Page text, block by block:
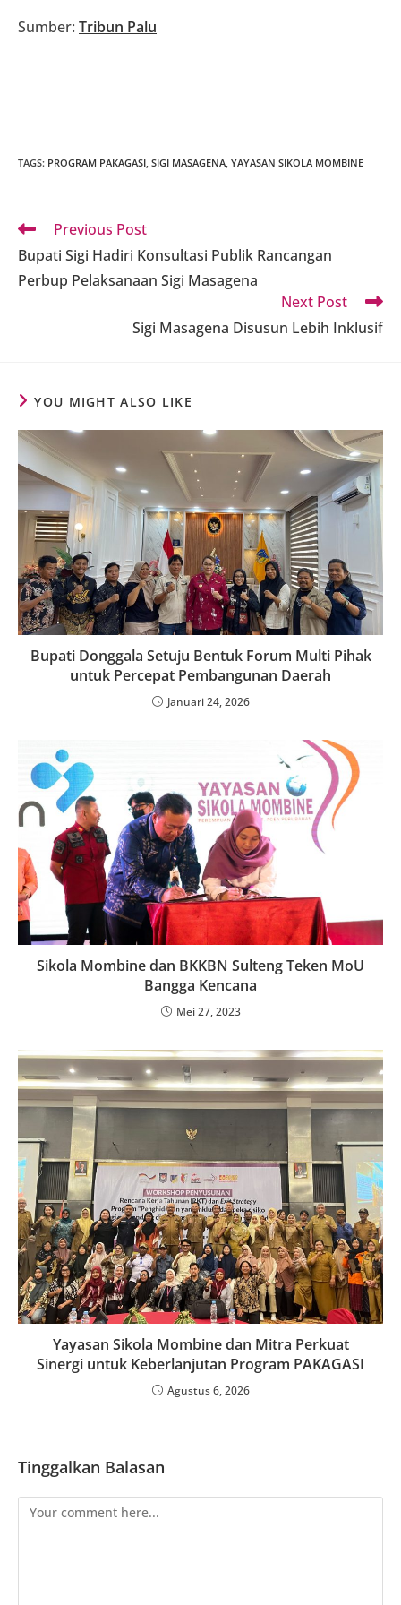
Sumber: Tribun Palu
TAGS: PROGRAM PAKAGASI SIGI MASAGENA YAYASAN SIKOLA MOMBINE
Read
articles
Previous Post
Bupati Sigi Hadiri Konsultasi Publik Rancangan
Perbup Pelaksanaan Sigi Masagena
Next Post
Sigi Masagena Disusun Lebih Inklusif
YOU MIGHT ALSO LIKE
Bupati Donggala Setuju Bentuk Forum Multi Pihak
untuk Percepat Pembangunan Daerah
Januari 24, 2026
Sikola Mombine dan BKKBN Sulteng Teken MoU
Bangga Kencana
Mei 27, 2023
Yayasan Sikola Mombine dan Mitra Perkuat
Sinergi untuk Keberlanjutan Program PAKAGASI
Agustus 6, 2026
Tinggalkan Balasan
Comment